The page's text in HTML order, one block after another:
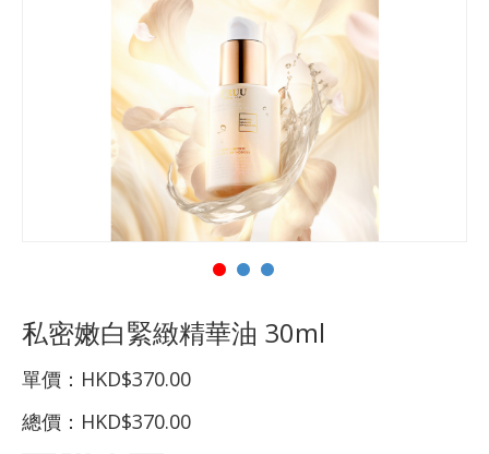
私密嫩白緊緻精華油 30ml
單價： HKD$370.00
總價： HKD$370.00